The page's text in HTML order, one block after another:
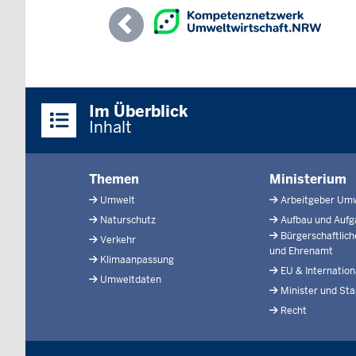
Previous
Inhalte
Im Überblick
Inhalt
Fußzeile
Themen
Umwelt
Naturschutz
Verkehr
Klimaanpassung
Umweltdaten
Ministerium
Arbeitgeber
Aufbau und
und Ehrenamt
EU &
Minister und
Recht